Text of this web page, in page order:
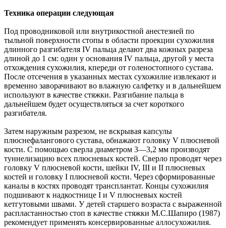
Техника операции следующая
Под проводниковой или внутрикостной анестезией по
тыльной поверхности стопы в области проекции сухожилия
длинного разгибателя IV пальца делают два кожных разреза
длиной до 1 см: один у основания IV пальца, другой у места
отхождения сухожилия, кпереди от голеностопного сустава.
После отсечения в указанных местах сухожилие извлекают и
временно заворачивают во влажную салфетку и в дальнейшем
используют в качестве стяжки. Разгибание пальца в
дальнейшем будет осуществляться за счет короткого
разгибателя.
Затем наружным разрезом, не вскрывая капсулы
плюснефалангового сустава, обнажают головку V плюсневой
кости. С помощью сверла диаметром 3—3,2 мм производят
туннелизацию всех плюсневых костей. Сверло проводят через
головку V плюсневой кости, шейки IV, III и II плюсневых
костей и головку I плюсневой кости. Через сформированные
каналы в костях проводят трансплантат. Концы сухожилия
подшивают к надкостнице I и V плюсневых костей
кетгутовыми швами. У детей старшего возраста с выраженной
распластанностью стоп в качестве стяжки М.С.Шапиро (1987)
рекомендует применять консервированные аллосухожилия.